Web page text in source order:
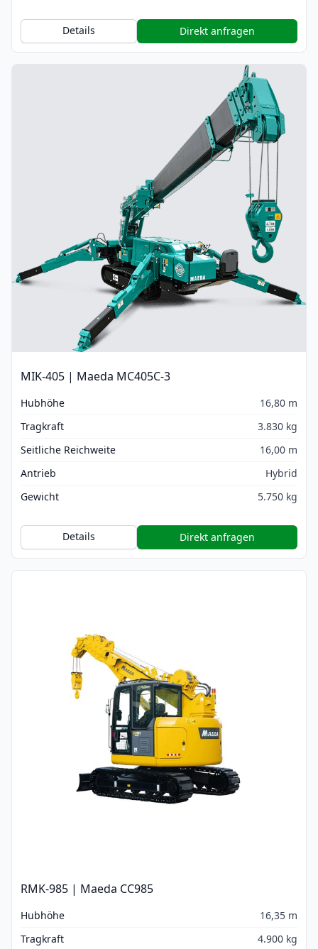
Details Direkt anfragen
MIK-405 | Maeda MC405C-3
Hubhöhe
16,80 m
Tragkraft
3.830 kg
Seitliche Reichweite
16,00 m
Antrieb
Hybrid
Gewicht
5.750 kg
Details Direkt anfragen
RMK-985 | Maeda CC985
Hubhöhe
16,35 m
Tragkraft
4.900 kg